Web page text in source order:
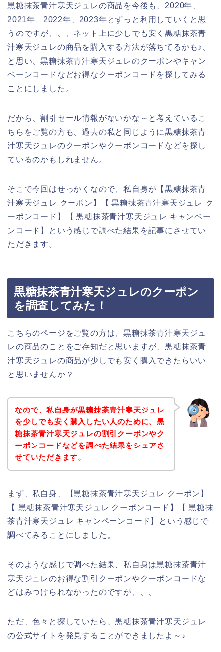
黒糖抹茶青汁寒天ジュレの商品を今後も、2020年、
2021年、2022年、2023年とずっと利用していくと思
うのですが、、、ネット上に少しでも安く黒糖抹茶青
汁寒天ジュレの商品を購入する方法が落ちてるかも♪、
と思い、黒糖抹茶青汁寒天ジュレのクーポンやキャン
ペーンコードなどお得なクーポンコードを探してみる
ことにしました。
だから、割引セール情報がないかな～と考えているこ
ちらをご覧の方も、過去の私と同じように黒糖抹茶青
汁寒天ジュレのクーポンやクーポンコードなどを探し
ているのかもしれません。
そこで今回はせっかくなので、私自身が【黒糖抹茶青
汁寒天ジュレ クーポン】【 黒糖抹茶青汁寒天ジュレ ク
ーポンコード】【 黒糖抹茶青汁寒天ジュレ キャンペー
ンコード】という感じで調べた結果を記事にさせてい
ただきます。
黒糖抹茶青汁寒天ジュレのクーポン
を調査してみた！
こちらのページをご覧の方は、黒糖抹茶青汁寒天ジュ
レの商品のことをご存知だと思いますが、黒糖抹茶青
汁寒天ジュレの商品が少しでも安く購入できたらいい
と思いませんか？
なので、私自身が黒糖抹茶青汁寒天ジュレ
を少しでも安く購入したい人のために、黒
糖抹茶青汁寒天ジュレの割引クーポンやク
ーポンコードなどを調べた結果をシェアさ
せていただきます。
まず、私自身、【黒糖抹茶青汁寒天ジュレ クーポン】
【 黒糖抹茶青汁寒天ジュレ クーポンコード】【 黒糖抹
茶青汁寒天ジュレ キャンペーンコード】という感じで
調べてみることにしました。
そのような感じで調べた結果、私自身は黒糖抹茶青汁
寒天ジュレのお得な割引クーポンやクーポンコードな
どはみつけられなかったのですが、、、
ただ、色々と探していたら、黒糖抹茶青汁寒天ジュレ
の公式サイトを発見することができましたよ～♪